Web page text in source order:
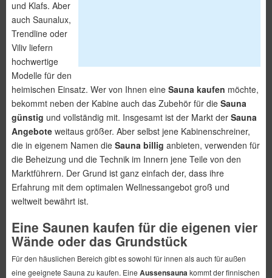
und Klafs. Aber
auch Saunalux,
Trendline oder
Viliv liefern
hochwertige
Modelle für den
heimischen Einsatz. Wer von Ihnen eine Sauna kaufen möchte,
bekommt neben der Kabine auch das Zubehör für die Sauna
günstig und vollständig mit. Insgesamt ist der Markt der Sauna
Angeboteweitaus größer. Aber selbst jene Kabinenschreiner,
die in eigenem Namen die Sauna billig anbieten, verwenden für
die Beheizung und die Technik im Innern jene Teile von den
Marktführern. Der Grund ist ganz einfach der, dass ihre
Erfahrung mit dem optimalen Wellnessangebot groß und
weltweit bewährt ist.
Eine Saunen kaufen für die eigenen vier
Wände oder das Grundstück
Für den häuslichen Bereich gibt es sowohl für innen als auch für außen
eine geeignete Sauna zu kaufen. Eine Aussensauna kommt der finnischen